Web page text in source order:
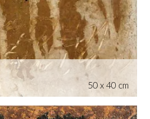
50 x 40 cm